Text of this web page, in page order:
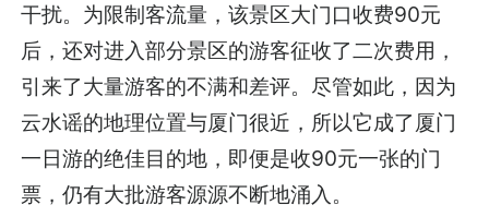
干扰。为限制客流量，该景区大门口收费90元
后，还对进入部分景区的游客征收了二次费用，
引来了大量游客的不满和差评。尽管如此，因为
云水谣的地理位置与厦门很近，所以它成了厦门
一日游的绝佳目的地，即便是收90元一张的门
票，仍有大批游客源源不断地涌入。